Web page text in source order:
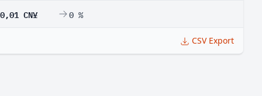
0,01 CN¥ 0 %
CSV Export